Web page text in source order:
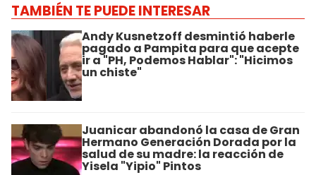
TAMBIÉN TE PUEDE INTERESAR
Andy Kusnetzoff desmintió haberle
pagado a Pampita para que acepte
ir a "PH, Podemos Hablar": "Hicimos
un chiste"
Juanicar abandonó la casa de Gran
Hermano Generación Dorada por la
salud de su madre: la reacción de
Yisela "Yipio" Pintos